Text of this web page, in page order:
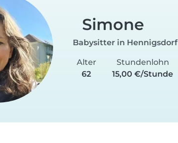
Simone
Babysitter in Hennigsdorf
Alter
62
Stundenlohn
15,00 €/Stunde